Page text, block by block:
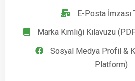
E-Posta İmzası
Marka Kimliği Kılavuzu
Sosyal Medya Profil &
Platform)